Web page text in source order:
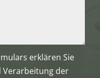
erklären Sie
Verarbeitung der